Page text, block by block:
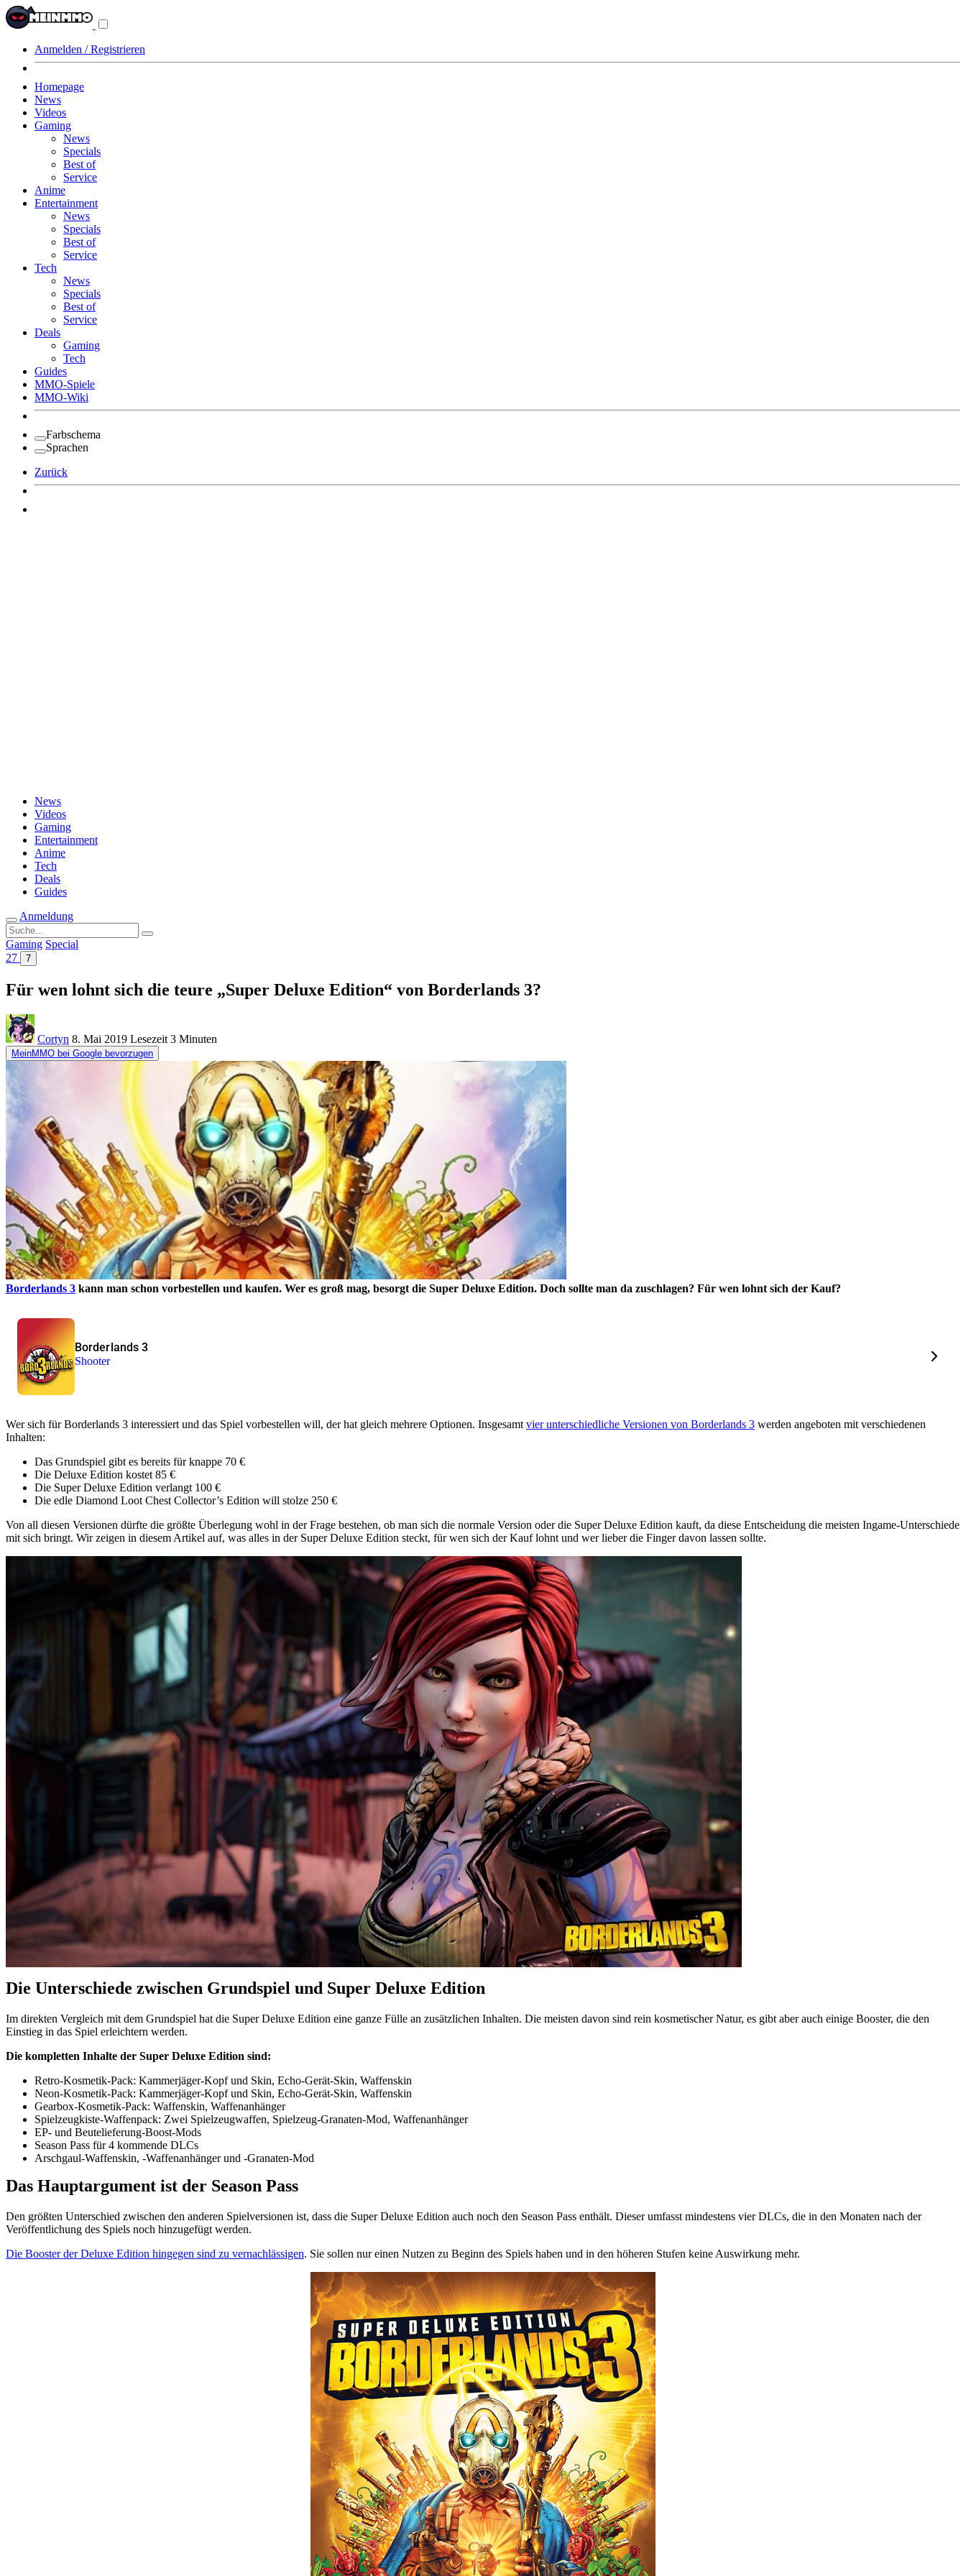
Anmelden / Registrieren
Homepage
News
Videos
Gaming
News
Specials
Best of
Service
Anime
Entertainment
News
Specials
Best of
Service
Tech
News
Specials
Best of
Service
Deals
Gaming
Tech
Guides
MMO-Spiele
MMO-Wiki
Farbschema
Sprachen
Zurück
News
Videos
Gaming
Entertainment
Anime
Tech
Deals
Guides
Anmeldung
Suche
nach:
Gaming Special
27
7
Für wen lohnt sich die teure „Super Deluxe Edition“ von Borderlands 3?
Cortyn 8. Mai 2019 Lesezeit 3 Minuten
MeinMMO bei Google bevorzugen
Borderlands 3 kann man schon vorbestellen und kaufen. Wer es groß mag, besorgt die Super Deluxe Edition. Doch sollte man da zuschlagen? Für wen lohnt sich der Kauf?
Borderlands 3
Shooter
Wer sich für Borderlands 3 interessiert und das Spiel vorbestellen will, der hat gleich mehrere Optionen. Insgesamt vier unterschiedliche Versionen von Borderlands 3 werden angeboten mit verschiedenen
Inhalten:
Das Grundspiel gibt es bereits für knappe 70 €
Die Deluxe Edition kostet 85 €
Die Super Deluxe Edition verlangt 100 €
Die edle Diamond Loot Chest Collector’s Edition will stolze 250 €
Von all diesen Versionen dürfte die größte Überlegung wohl in der Frage bestehen, ob man sich die normale Version oder die Super Deluxe Edition kauft, da diese Entscheidung die meisten Ingame-Unterschiede
mit sich bringt. Wir zeigen in diesem Artikel auf, was alles in der Super Deluxe Edition steckt, für wen sich der Kauf lohnt und wer lieber die Finger davon lassen sollte.
Die Unterschiede zwischen Grundspiel und Super Deluxe Edition
Im direkten Vergleich mit dem Grundspiel hat die Super Deluxe Edition eine ganze Fülle an zusätzlichen Inhalten. Die meisten davon sind rein kosmetischer Natur, es gibt aber auch einige Booster, die den
Einstieg in das Spiel erleichtern werden.
Die kompletten Inhalte der Super Deluxe Edition sind:
Retro-Kosmetik-Pack: Kammerjäger-Kopf und Skin, Echo-Gerät-Skin, Waffenskin
Neon-Kosmetik-Pack: Kammerjäger-Kopf und Skin, Echo-Gerät-Skin, Waffenskin
Gearbox-Kosmetik-Pack: Waffenskin, Waffenanhänger
Spielzeugkiste-Waffenpack: Zwei Spielzeugwaffen, Spielzeug-Granaten-Mod, Waffenanhänger
EP- und Beutelieferung-Boost-Mods
Season Pass für 4 kommende DLCs
Arschgaul-Waffenskin, -Waffenanhänger und -Granaten-Mod
Das Hauptargument ist der Season Pass
Den größten Unterschied zwischen den anderen Spielversionen ist, dass die Super Deluxe Edition auch noch den Season Pass enthält. Dieser umfasst mindestens vier DLCs, die in den Monaten nach der
Veröffentlichung des Spiels noch hinzugefügt werden.
Die Booster der Deluxe Edition hingegen sind zu vernachlässigen. Sie sollen nur einen Nutzen zu Beginn des Spiels haben und in den höheren Stufen keine Auswirkung mehr.